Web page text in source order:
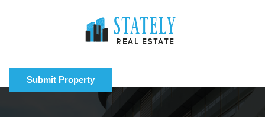
Submit Property